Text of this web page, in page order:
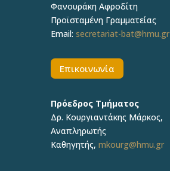
Φανουράκη Αφροδίτη
Προϊσταμένη Γραμματείας
Email: secretariat-bat@hmu.gr
Επικοινωνία
Πρόεδρος Τμήματος
Δρ. Κουργιαντάκης Μάρκος,
Αναπληρωτής
Καθηγητής, mkourg@hmu.gr